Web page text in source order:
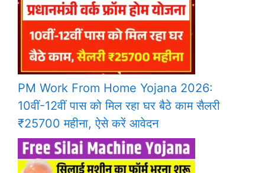
PM Work From Home Yojana 2026:
10वीं-12वीं पास को मिल रहा घर बैठे काम सैलरी
₹25700 महीना, ऐसे करें आवेदन